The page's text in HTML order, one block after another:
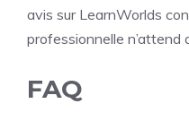
avis sur LearnWorlds
professionnelle n’attend
FAQ